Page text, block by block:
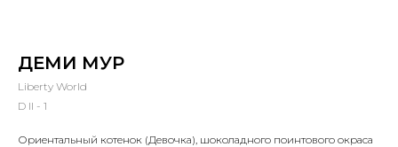
ДЕМИ МУР
Liberty World
D ll - 1
Ориентальный котенок (Девочка), шоколадного поинтового окраса